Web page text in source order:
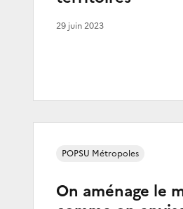
29 juin 2023
On aménage le
POPSU Métropoles